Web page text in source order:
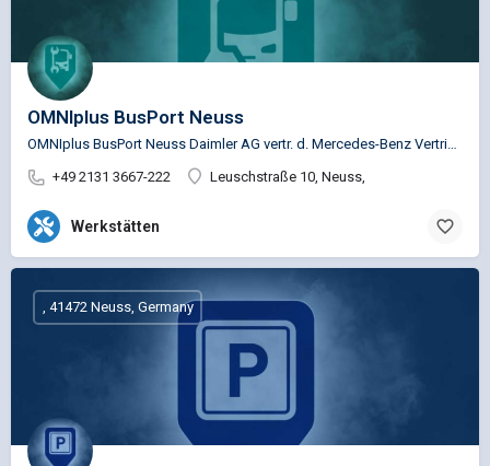
OMNIplus BusPort Neuss
+49 2131 3667-222
Leuschstraße 10, Neuss,
Werkstätten
, 41472 Neuss, Germany